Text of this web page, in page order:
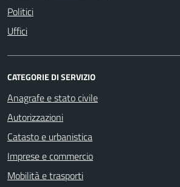
Politici
Uffici
CATEGORIE DI SERVIZIO
Anagrafe e stato civile
Autorizzazioni
Catasto e urbanistica
Imprese e commercio
Mobilità e trasporti